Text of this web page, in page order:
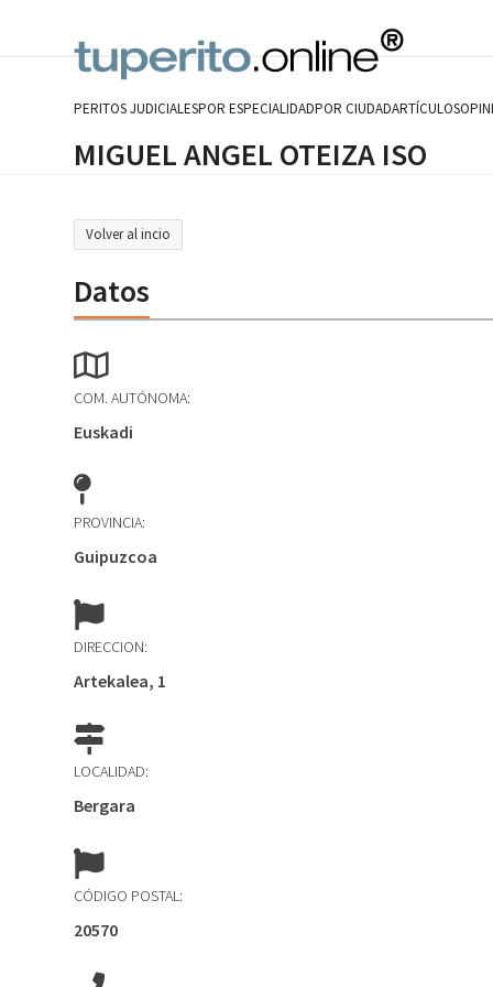
PERITOS JUDICIALESPOR ESPECIALIDADPOR CIUDADARTÍCULOS
MIGUEL ANGEL OTEIZA ISO
Volver al incio
Datos
COM. AUTÓNOMA:
Euskadi
PROVINCIA:
Guipuzcoa
DIRECCION:
Artekalea, 1
LOCALIDAD:
Bergara
CÓDIGO POSTAL:
20570